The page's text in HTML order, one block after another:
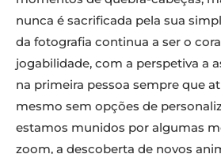
nunca é sacrificada pela sua
da fotografia continua a ser o
jogabilidade, com a perspetiva a
na primeira pessoa sempre que
mesmo sem opções de
estamos munidos por algumas
zoom, a descoberta de novos